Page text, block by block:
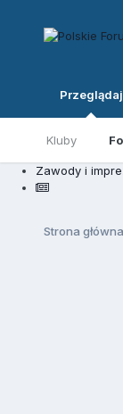
Przeglądaj
Kluby
Zawody i
Strona główna